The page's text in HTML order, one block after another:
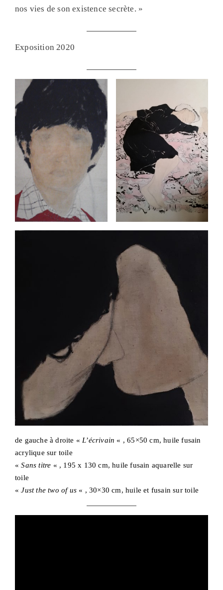
nos vies de son existence secrète. »
Exposition 2020
de gauche à droite « L’écrivain « , 65×50 cm, huile fusain
acrylique sur toile
«Sans titre « , 195 x 130 cm, huile fusain aquarelle sur
toile
«Just the two of us « , 30×30 cm, huile et fusain sur toile